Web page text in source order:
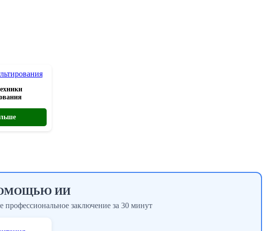
ИИ
профессиональное заключение за 30 минут